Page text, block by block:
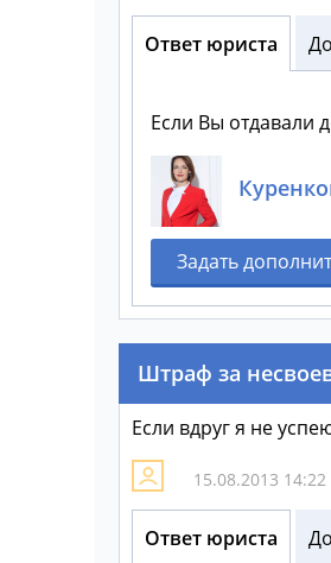
Ответ юриста
Если Вы отдавали
Задать
Штраф за
Если вдруг я не
15.08.2013 14:22
Ответ юриста